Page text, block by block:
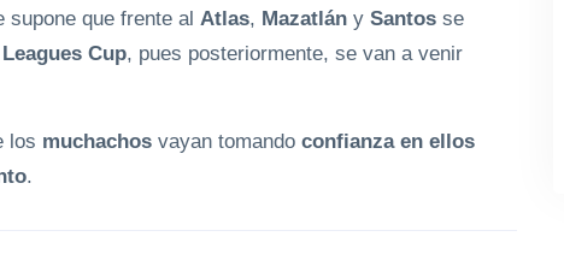
supone que frente al Atlas, Mazatlán y Santos se
Leagues Cup, pues posteriormente, se van a venir
los muchachos vayan tomando confianza en ellos
.